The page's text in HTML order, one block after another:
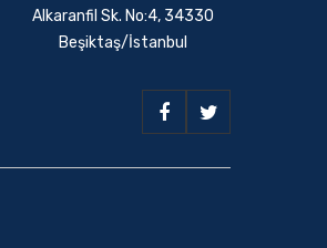
Alkaranfil Sk. No:4, 34330
Beşiktaş/İstanbul